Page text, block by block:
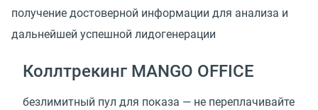
получение достоверной информации для анализа и
дальнейшей успешной лидогенерации
Коллтрекинг MANGO OFFICE
безлимитный пул для показа — не переплачивайте